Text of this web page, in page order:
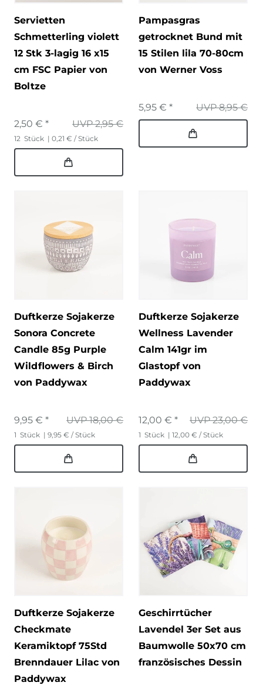
Servietten
Schmetterling violett
12 Stk 3-lagig 16 x15
cm FSC Papier von
Boltze
UVP 2,95 €
2,50 € *
12 Stück | 0,21 € / Stück
Pampasgras
getrocknet Bund mit
15 Stilen lila 70-80cm
von Werner Voss
UVP 8,95 €
5,95 € *
Duftkerze Sojakerze
Sonora Concrete
Candle 85g Purple
Wildflowers & Birch
von Paddywax
UVP 18,00 €
9,95 € *
1 Stück | 9,95 € / Stück
Duftkerze Sojakerze
Wellness Lavender
Calm 141gr im
Glastopf von
Paddywax
UVP 23,00 €
12,00 € *
1 Stück | 12,00 € / Stück
Duftkerze Sojakerze
Checkmate
Keramiktopf 75Std
Brenndauer Lilac von
Paddywax
Geschirrtücher
Lavendel 3er Set aus
Baumwolle 50x70 cm
französisches Dessin